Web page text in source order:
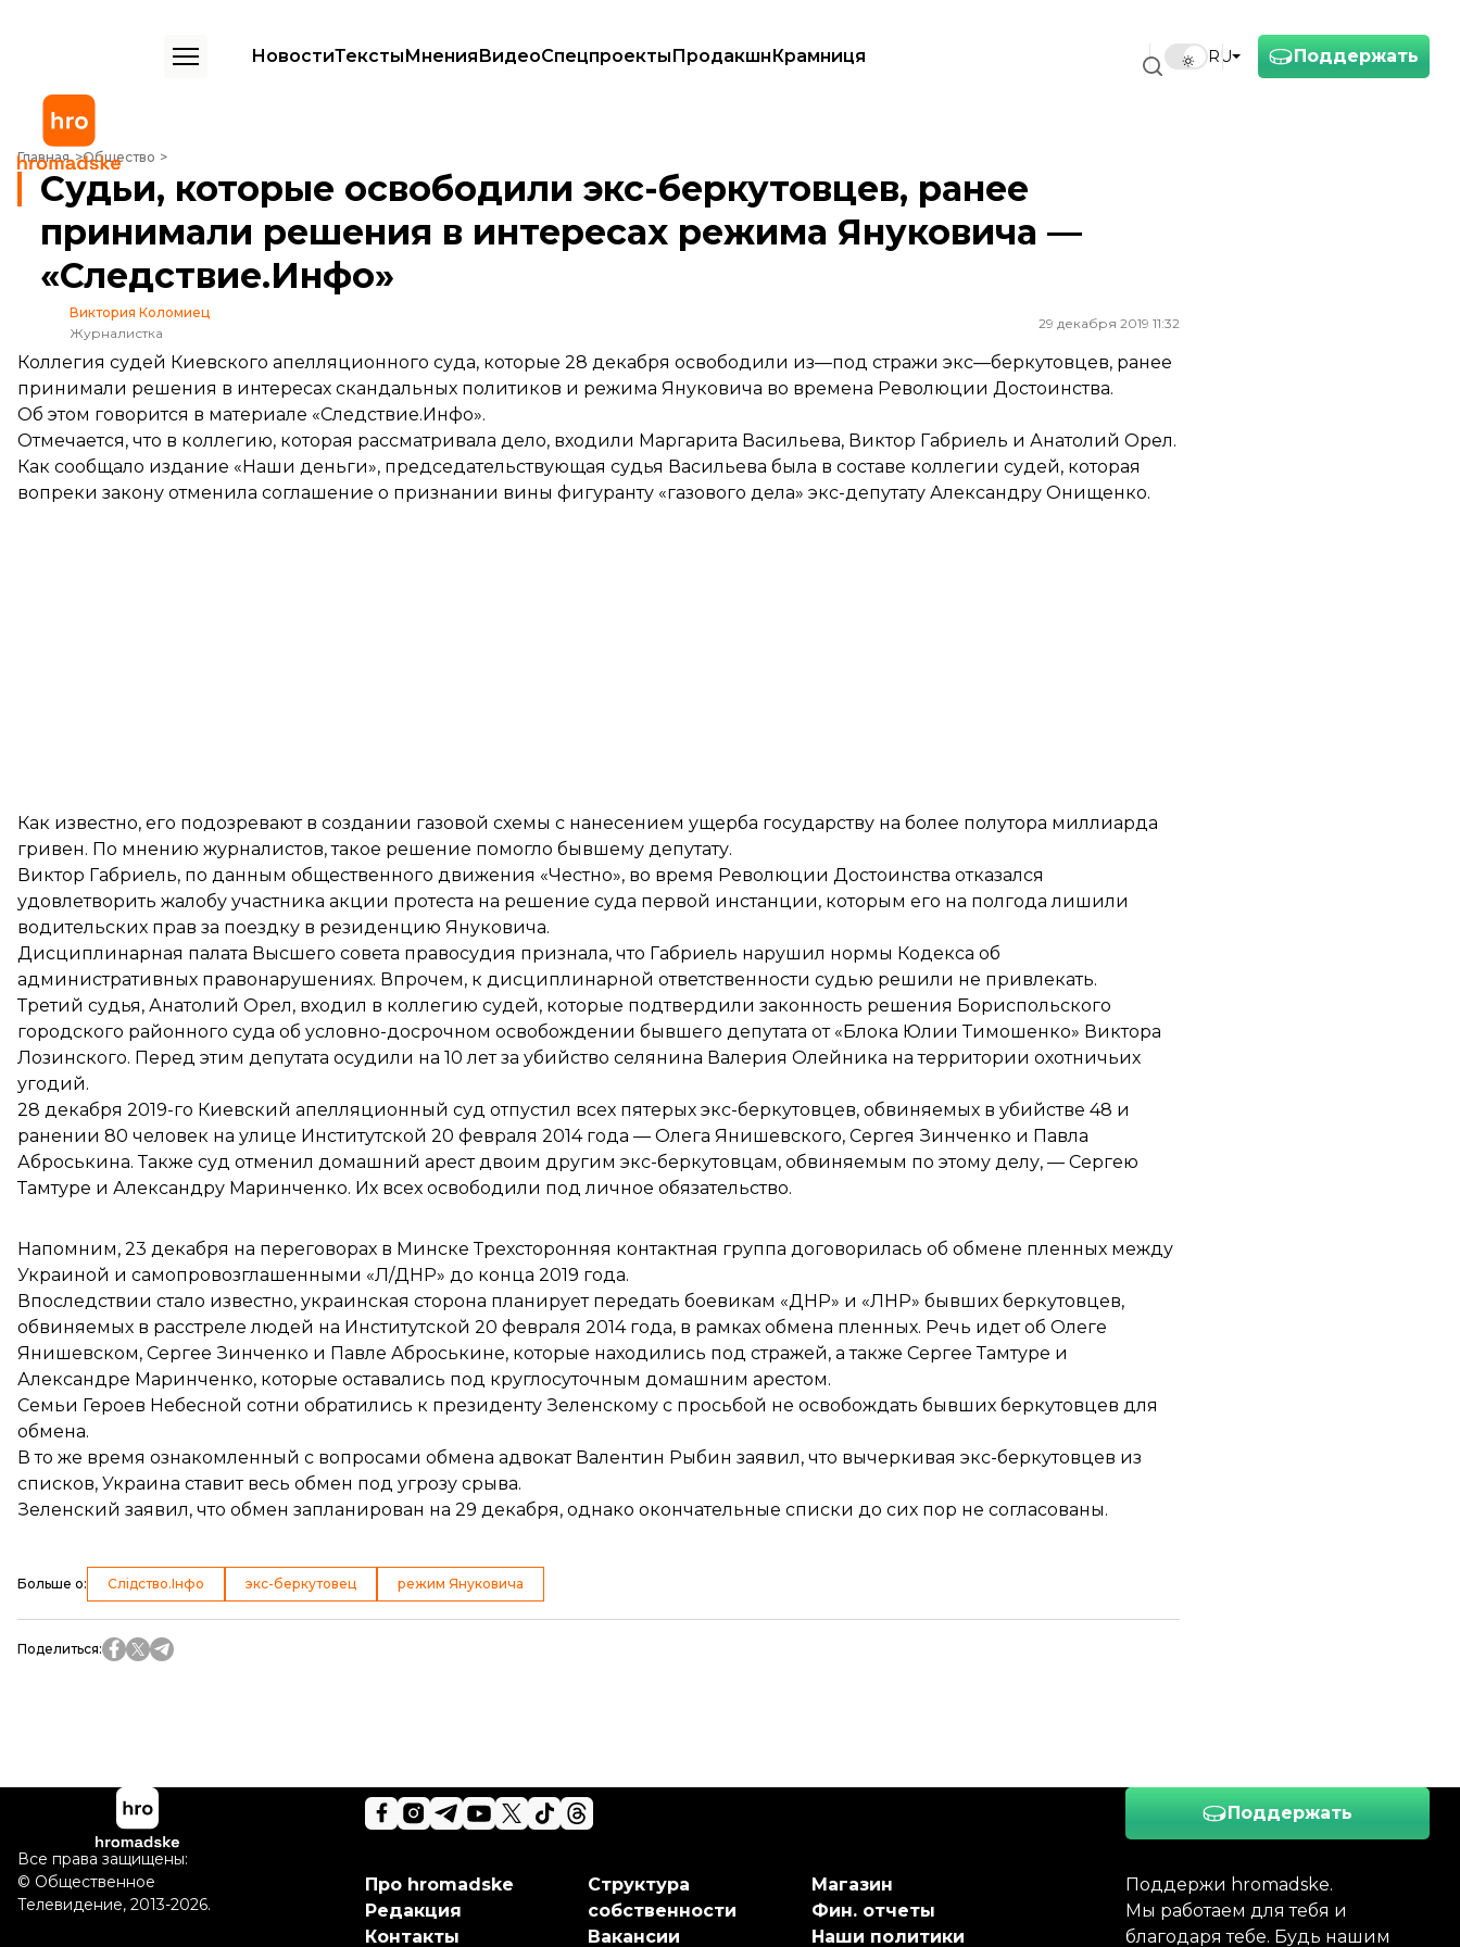
Поддержать
RU
НовостиТекстыМненияВидеоСпецпроектыПродакшнКрамниця
Главная Общество
Судьи, которые освободили экс-беркутовцев, ранее принимали решения в интересах режима Януковича — «Следствие.Инфо»
Судьи, которые освободили экс-беркутовцев, ранее
принимали решения в интересах режима Януковича —
«Следствие.Инфо»
Виктория Коломиец
Журналистка
29 декабря 2019 11:32
Коллегия судей Киевского апелляционного суда, которые 28 декабря освободили из—под стражи экс—беркутовцев, ранее
принимали решения в интересах скандальных политиков и режима Януковича во времена Революции Достоинства.
Об этом говорится в материале «Следствие.Инфо».
Отмечается, что в коллегию, которая рассматривала дело, входили Маргарита Васильева, Виктор Габриель и Анатолий Орел.
Как сообщало издание «Наши деньги», председательствующая судья Васильева была в составе коллегии судей, которая
вопреки закону отменила соглашение о признании вины фигуранту «газового дела» экс-депутату Александру Онищенко.
Как известно, его подозревают в создании газовой схемы с нанесением ущерба государству на более полутора миллиарда
гривен. По мнению журналистов, такое решение помогло бывшему депутату.
Виктор Габриель, по данным общественного движения «Честно», во время Революции Достоинства отказался
удовлетворить жалобу участника акции протеста на решение суда первой инстанции, которым его на полгода лишили
водительских прав за поездку в резиденцию Януковича.
Дисциплинарная палата Высшего совета правосудия признала, что Габриель нарушил нормы Кодекса об
административных правонарушениях. Впрочем, к дисциплинарной ответственности судью решили не привлекать.
Третий судья, Анатолий Орел, входил в коллегию судей, которые подтвердили законность решения Бориспольского
городского районного суда об условно-досрочном освобождении бывшего депутата от «Блока Юлии Тимошенко» Виктора
Лозинского. Перед этим депутата осудили на 10 лет за убийство селянина Валерия Олейника на территории охотничьих
угодий.
28 декабря 2019-го Киевский апелляционный суд отпустил всех пятерых экс-беркутовцев, обвиняемых в убийстве 48 и
ранении 80 человек на улице Институтской 20 февраля 2014 года — Олега Янишевского, Сергея Зинченко и Павла
Аброськина. Также суд отменил домашний арест двоим другим экс-беркутовцам, обвиняемым по этому делу, — Сергею
Тамтуре и Александру Маринченко. Их всех освободили под личное обязательство.
Напомним, 23 декабря на переговорах в Минске Трехсторонняя контактная группа договорилась об обмене пленных между
Украиной и самопровозглашенными «Л/ДНР» до конца 2019 года.
Впоследствии стало известно, украинская сторона планирует передать боевикам «ДНР» и «ЛНР» бывших беркутовцев,
обвиняемых в расстреле людей на Институтской 20 февраля 2014 года, в рамках обмена пленных. Речь идет об Олеге
Янишевском, Сергее Зинченко и Павле Аброськине, которые находились под стражей, а также Сергее Тамтуре и
Александре Маринченко, которые оставались под круглосуточным домашним арестом.
Семьи Героев Небесной сотни обратились к президенту Зеленскому с просьбой не освобождать бывших беркутовцев для
обмена.
В то же время ознакомленный с вопросами обмена адвокат Валентин Рыбин заявил, что вычеркивая экс-беркутовцев из
списков, Украина ставит весь обмен под угрозу срыва.
Зеленский заявил, что обмен запланирован на 29 декабря, однако окончательные списки до сих пор не согласованы.
Больше о: Слідство.Інфо экс-беркутовец режим Януковича
Поделиться:
Поддержать
Поддержи hromadske.
Мы работаем для тебя и
благодаря тебе. Будь нашим
Про hromadske
Редакция
Контакты
Структура
собственности
Вакансии
Магазин
Фин. отчеты
Наши политики
Все права защищены:
© Общественное
Телевидение, 2013-2026.